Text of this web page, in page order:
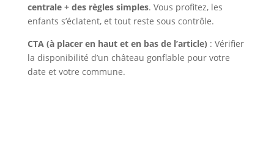
centrale + des règles simples. Vous profitez, les
enfants s’éclatent, et tout reste sous contrôle.
CTA (à placer en haut et en bas de l’article) : Vérifier
la disponibilité d’un château gonflable pour votre
date et votre commune.